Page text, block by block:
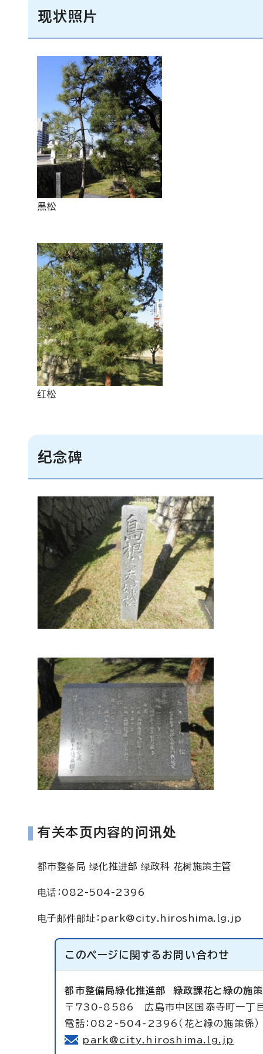
现状照片
黑松
红松
纪念碑
有关本页内容的问讯处
都市整备局 绿化推进部 绿政科 花树施策主管
电话：082-504-2396
电子邮件邮址： park@city.hiroshima.lg.jp
このページに関する お問い合わせ
都市整備局緑化推進部 緑政課花と緑の施
〒730-8586 広島市中区国泰寺町一丁
電話：082-504-2396（花と緑の施策係）
park@city.hiroshima.lg.jp